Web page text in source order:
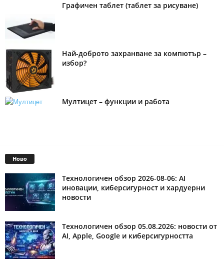
Графичен таблет (таблет за рисуване)
Най-доброто захранване за компютър –
избор?
Мултицет – функции и работа
Ново
Технологичен обзор 2026-08-06: AI
иновации, киберсигурност и хардуерни
новости
Технологичен обзор 05.08.2026: новости от
AI, Apple, Google и киберсигурността